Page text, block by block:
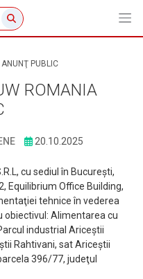
PUBLIC
ROMANIA
20.10.2025
cu sediul în Bucureşti,
Equilibrium Office Building,
tehnice în vederea
Alimentarea cu
industrial Ariceştii
Rahtivani, sat Ariceştii
396/77, judeţul